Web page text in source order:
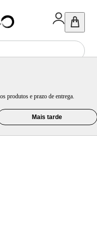
produtos e prazo de entrega.
Mais tarde